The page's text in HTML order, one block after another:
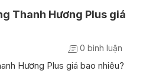
Thanh Hương Plus giá
0 bình luận
Hương Plus giá bao nhiêu?